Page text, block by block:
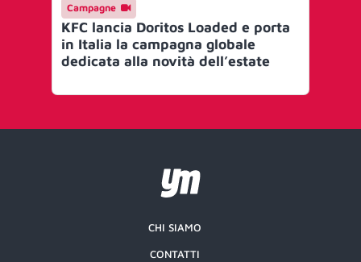
Campagne
KFC lancia Doritos Loaded e porta
in Italia la campagna globale
dedicata alla novità dell’estate
CHI SIAMO
CONTATTI